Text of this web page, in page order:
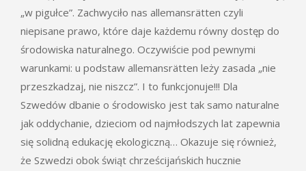
„w pigułce”. Zachwyciło nas allemansrätten czyli
niepisane prawo, które daje każdemu równy dostęp do
środowiska naturalnego. Oczywiście pod pewnymi
warunkami: u podstaw allemansrätten leży zasada „nie
przeszkadzaj, nie niszcz”. I to funkcjonuje!!! Dla
Szwedów dbanie o środowisko jest tak samo naturalne
jak oddychanie, dzieciom od najmłodszych lat zapewnia
się solidną edukację ekologiczną… Okazuje się również,
że Szwedzi obok świąt chrześcijańskich hucznie